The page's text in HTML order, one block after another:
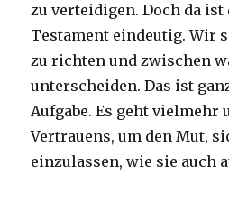
zu verteidigen. Doch da ist
Testament eindeutig. Wir
zu richten und zwischen
unterscheiden. Das ist
Aufgabe. Es geht vielmehr
Vertrauens, um den Mut,
einzulassen, wie sie auch